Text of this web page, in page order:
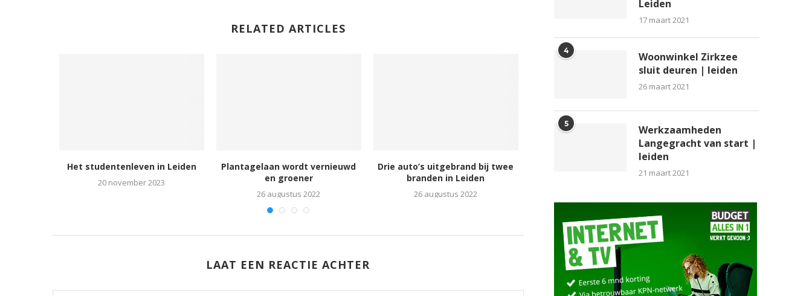
RELATED ARTICLES
Het studentenleven in Leiden
20 november 2023
Plantagelaan wordt vernieuwd
en groener
26 augustus 2022
Drie auto’s uitgebrand bij twee
branden in Leiden
26 augustus 2022
Materiaal en Licht in...
LAAT EEN REACTIE ACHTER
Leiden
17 maart 2021
4
Woonwinkel Zirkzee
sluit deuren | leiden
26 maart 2021
5
Werkzaamheden
Langegracht van start |
leiden
21 maart 2021